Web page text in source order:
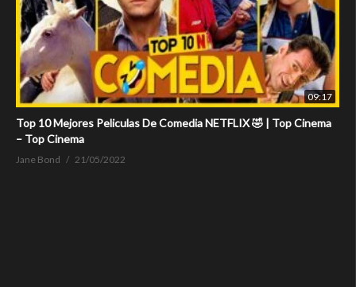
09:17
Top 10 Mejores Peliculas De Comedia NETFLIX 🤣 | Top Cinema
– Top Cinema
Jane Bond 21/05/2022